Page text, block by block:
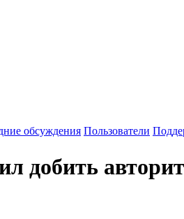
обсуждения Пользователи
добить